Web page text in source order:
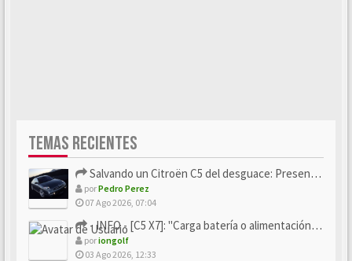
TEMAS RECIENTES
Salvando un Citroën C5 del desguace: Presentación y seguimiento
porPedro Perez
07 Ago 2026, 07:04
- INFO - [C5 X7]: "Carga batería o alimentación eléctri...
poriongolf
03 Ago 2026, 12:33